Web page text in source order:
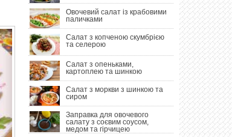
Овочевий салат із крабовими
паличками
Салат з копченою скумбрією
та селерою
Салат з опеньками,
картоплею та шинкою
Салат з моркви з шинкою та
сиром
Заправка для овочевого
салату з соєвим соусом,
медом та гірчицею